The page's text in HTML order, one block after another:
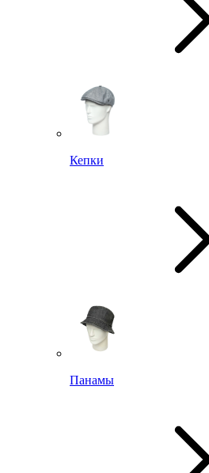
Кепки
Панамы